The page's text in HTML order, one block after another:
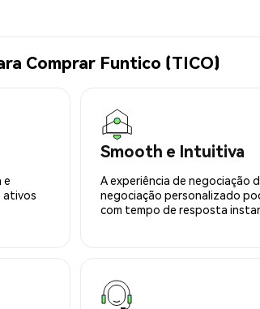
Comprar Funtico (TICO)
e
ativos
Smooth e Intuitiva
A experiência de negociação
negociação personalizado
com tempo de resposta